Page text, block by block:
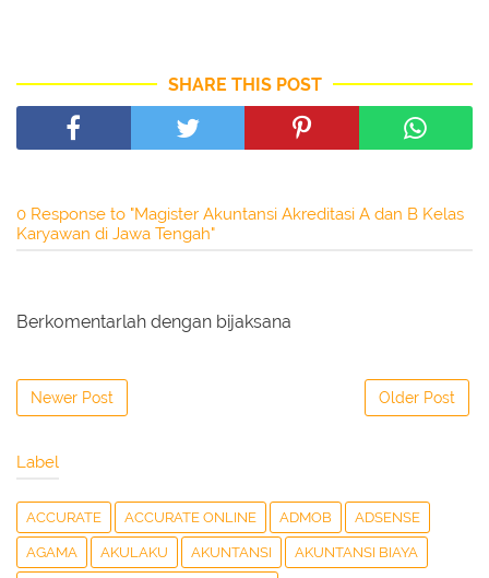
SHARE THIS POST
0 Response to "Magister Akuntansi Akreditasi A dan B Kelas
Karyawan di Jawa Tengah"
Berkomentarlah dengan bijaksana
Newer Post Older Post
Label
ACCURATE ACCURATE ONLINE ADMOB ADSENSE
AGAMA AKULAKU AKUNTANSI AKUNTANSI BIAYA